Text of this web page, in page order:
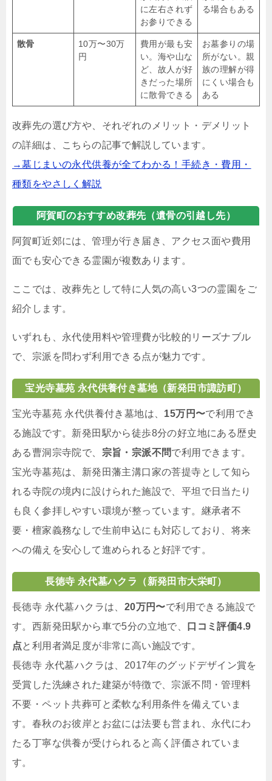
に左右されず
お参りできる
る場合もある
散骨
10万〜30万
円
費用が最も安
い。海や山な
ど、故人が好
きだった場所
に散骨できる
お墓参りの場
所がない。親
族の理解が得
にくい場合も
ある
改葬先の選び方や、それぞれのメリット・デメリット
の詳細は、こちらの記事で解説しています。
→墓じまいの永代供養が全てわかる！手続き・費用・
種類をやさしく解説
阿賀町のおすすめ改葬先（遺骨の引越し先）
阿賀町近郊には、管理が行き届き、アクセス面や費用
面でも安心できる霊園が複数あります。
ここでは、改葬先として特に人気の高い3つの霊園をご
紹介します。
いずれも、永代使用料や管理費が比較的リーズナブル
で、宗派を問わず利用できる点が魅力です。
宝光寺墓苑 永代供養付き墓地（新発田市諏訪町）
宝光寺墓苑 永代供養付き墓地は、 15万円〜で利用でき
る施設です。新発田駅から徒歩8分の好立地にある歴史
ある曹洞宗寺院で、 宗旨・宗派不問で利用できます。
宝光寺墓苑は、新発田藩主溝口家の菩提寺として知ら
れる寺院の境内に設けられた施設で、平坦で日当たり
も良く参拝しやすい環境が整っています。継承者不
要・檀家義務なしで生前申込にも対応しており、将来
への備えを安心して進められると好評です。
長徳寺 永代墓ハクラ（新発田市大栄町）
長徳寺 永代墓ハクラは、 20万円〜で利用できる施設で
す。西新発田駅から車で5分の立地で、
口コミ評価4.9
点と利用者満足度が非常に高い施設です。
長徳寺 永代墓ハクラは、2017年のグッドデザイン賞を
受賞した洗練された建築が特徴で、宗派不問・管理料
不要・ペット共葬可と柔軟な利用条件を備えていま
す。春秋のお彼岸とお盆には法要も営まれ、永代にわ
たる丁寧な供養が受けられると高く評価されていま
す。